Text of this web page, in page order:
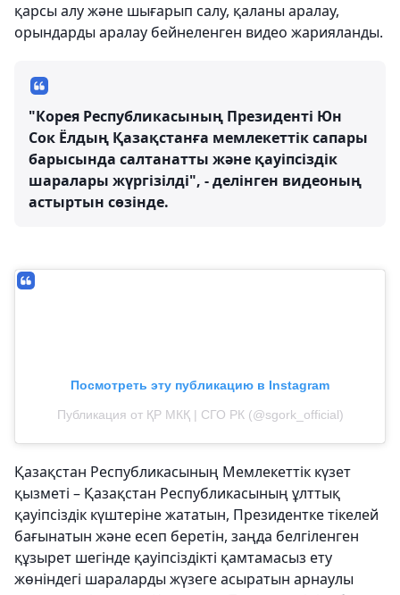
қарсы алу және шығарып салу, қаланы аралау,
орындарды аралау бейнеленген видео жарияланды.
"Корея Республикасының Президенті Юн
Сок Ёлдың Қазақстанға мемлекеттік сапары
барысында салтанатты және қауіпсіздік
шаралары жүргізілді", - делінген видеоның
астыртын сөзінде.
Посмотреть эту публикацию в Instagram
Публикация от ҚР МКҚ | СГО РК (@sgork_official)
Қазақстан Республикасының Мемлекеттік күзет
қызметі – Қазақстан Республикасының ұлттық
қауіпсіздік күштеріне жататын, Президентке тікелей
бағынатын және есеп беретін, заңда белгіленген
құзырет шегінде қауіпсіздікті қамтамасыз ету
жөніндегі шараларды жүзеге асыратын арнаулы